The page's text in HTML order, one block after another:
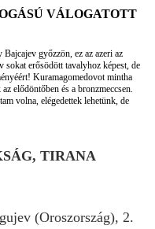
győzzön, ez az azeri az
erősödött tavalyhoz képest, de
Kuramagomedovot mintha
elődöntőben és a bronzmeccsen.
volna, elégedettek lehetünk, de
VÁLOGATOTT
TIRANA
(Oroszország), 2.